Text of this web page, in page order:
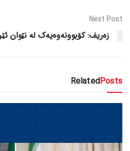
Next Post
زەریف: کۆبوونەوەیەک لە نێوان
RelatedPosts